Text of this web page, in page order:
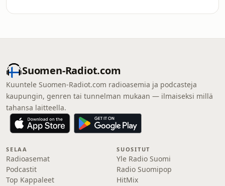
Suomen-Radiot.com
Kuuntele Suomen-Radiot.com radioasemia ja podcasteja
kaupungin, genren tai tunnelman mukaan — ilmaiseksi millä
tahansa laitteella.
SELAA
Radioasemat
Podcastit
Top Kappaleet
SUOSITUT
Yle Radio Suomi
Radio Suomipop
HitMix